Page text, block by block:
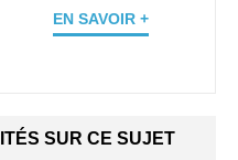
EN SAVOIR +
SUR CE SUJET